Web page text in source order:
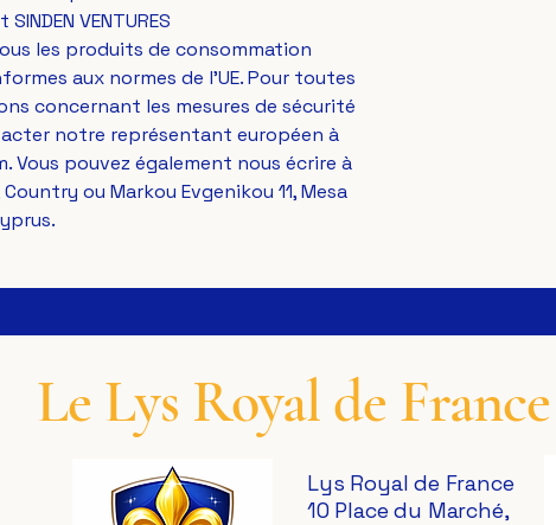
SINDEN VENTURES
les produits de consommation
aux normes de l'UE. Pour toutes
concernant les mesures de sécurité
Country ou Markou Evgenikou 11, Mesa
Le Lys Royal de France
Lys Royal de France
10 Place du Marché,